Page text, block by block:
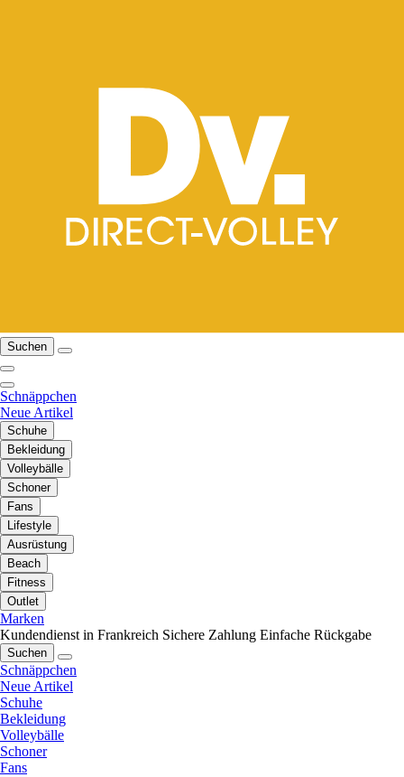
Suchen
Schnäppchen
Neue Artikel
Schuhe
Bekleidung
Volleybälle
Schoner
Fans
Lifestyle
Ausrüstung
Beach
Fitness
Outlet
Marken
Kundendienst in Frankreich Sichere Zahlung Einfache Rückgabe
Suchen
Schnäppchen
Neue Artikel
Schuhe
Bekleidung
Volleybälle
Schoner
Fans